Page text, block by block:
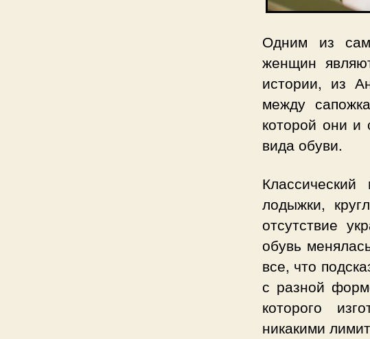
Одним из
женщин
истории, из
между
которой они и
вида обуви.
лодыжки,
отсутствие
обувь
все, что
с разной
которого
никакими